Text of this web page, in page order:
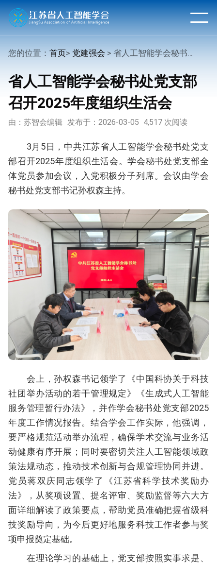
您的位置：首页> 党建强会 > 省人工智能学会秘书处党支部召开2025年度组织生活会
省人工智能学会秘书处党支部
召开2025年度组织生活会
由：苏智会编辑 发布于：2026-03-05 4,517 次阅读
3月5日，中共江苏省人工智能学会秘书处党支
部召开2025年度组织生活会。学会秘书处党支部全
体党员参加会议，入党积极分子列席。会议由学会
秘书处党支部书记孙权森主持。
会上，孙权森书记领学了《中国科协关于科技
社团举办活动的若干管理规定》《生成式人工智能
服务管理暂行办法》，并作学会秘书处党支部2025
年度工作情况报告。结合学会工作实际，他强调，
要严格规范活动举办流程，确保学术交流与业务活
动健康有序开展；同时要密切关注人工智能领域政
策法规动态，推动技术创新与合规管理协同并进。
党员蒋双庆同志领学了《江苏省科学技术奖励办
法》，从奖项设置、提名评审、奖励监督等六大方
面详细解读了政策要点，帮助党员准确把握省级科
技奖励导向，为今后更好地服务科技工作者参与奖
项申报奠定基础。
在理论学习的基础上，党支部按照实事求是、